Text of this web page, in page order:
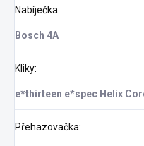
Nabíječka:
Bosch 4A
Kliky:
e*thirteen e*spec Helix
Přehazovačka: